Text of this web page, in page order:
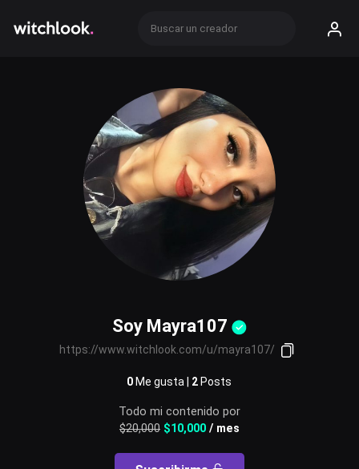
Usuario o email
Contraseña
Soy Mayra107
https://www.witchlook.com/u/mayra107/
0 Me gusta | 2 Posts
Todo mi contenido por
$20,000 $10,000 / mes